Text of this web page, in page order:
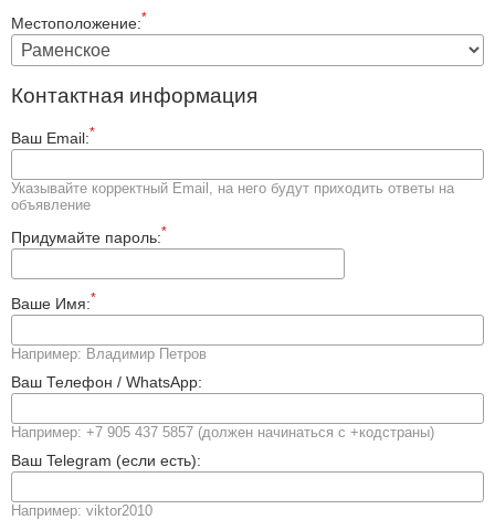
Местоположение:*
Контактная информация
Ваш Email:*
Указывайте корректный Email, на него будут приходить ответы на
объявление
Придумайте пароль:*
Ваше Имя:*
Например: Владимир Петров
Ваш Телефон / WhatsApp:
Например: +7 905 437 5857 (должен начинаться с +кодстраны)
Ваш Telegram (если есть):
Например: viktor2010